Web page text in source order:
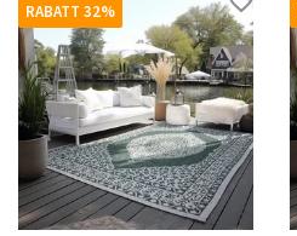
RABATT 32%